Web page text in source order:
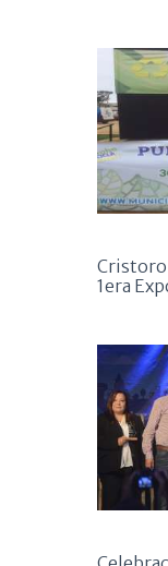
Cristoro
1era